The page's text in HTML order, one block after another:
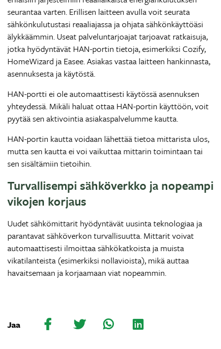
seurantaa varten. Erillisen laitteen avulla voit seurata
sähkönkulutustasi reaaliajassa ja ohjata sähkönkäyttöäsi
älykkäämmin. Useat palveluntarjoajat tarjoavat ratkaisuja,
jotka hyödyntävät HAN-portin tietoja, esimerkiksi Cozify,
HomeWizard ja Easee. Asiakas vastaa laitteen hankinnasta,
asennuksesta ja käytöstä.
HAN-portti ei ole automaattisesti käytössä asennuksen
yhteydessä. Mikäli haluat ottaa HAN-portin käyttöön, voit
pyytää sen aktivointia asiakaspalvelumme kautta.
HAN-portin kautta voidaan lähettää tietoa mittarista ulos,
mutta sen kautta ei voi vaikuttaa mittarin toimintaan tai
sen sisältämiin tietoihin.
Turvallisempi sähköverkko ja nopeampi
vikojen korjaus
Uudet sähkömittarit hyödyntävät uusinta teknologiaa ja
parantavat sähköverkon turvallisuutta. Mittarit voivat
automaattisesti ilmoittaa sähkökatkoista ja muista
vikatilanteista (esimerkiksi nollavioista), mikä auttaa
havaitsemaan ja korjaamaan viat nopeammin.
Jaa